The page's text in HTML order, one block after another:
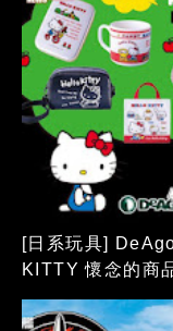
[日系玩具]
KITTY 懷念的商